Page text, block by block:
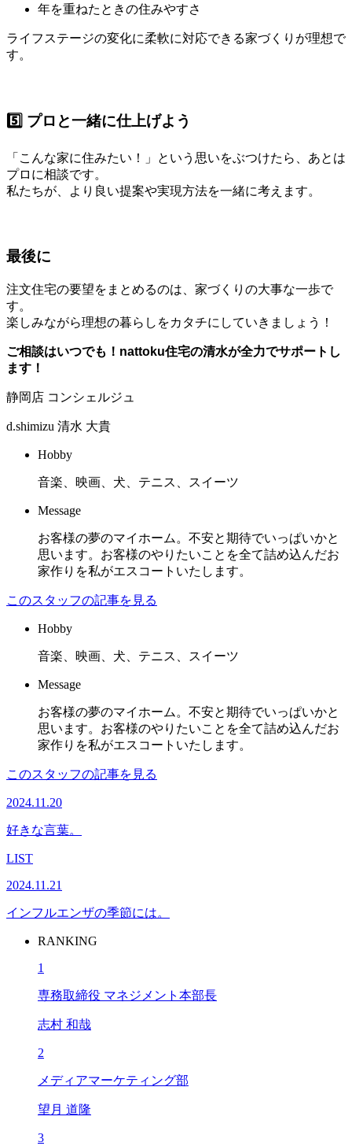
年を重ねたときの住みやすさ
ライフステージの変化に柔軟に対応できる家づくりが理想で
す。
5️⃣ プロと一緒に仕上げよう
「こんな家に住みたい！」という思いをぶつけたら、あとは
プロに相談です。
私たちが、より良い提案や実現方法を一緒に考えます。
最後に
注文住宅の要望をまとめるのは、家づくりの大事な一歩で
す。
楽しみながら理想の暮らしをカタチにしていきましょう！
ご相談はいつでも！nattoku住宅の清水が全力でサポートし
ます！
静岡店 コンシェルジュ
d.shimizu 清水 大貴
Hobby
音楽、映画、犬、テニス、スイーツ
Message
お客様の夢のマイホーム。不安と期待でいっぱいかと
思います。お客様のやりたいことを全て詰め込んだお
家作りを私がエスコートいたします。
このスタッフの記事を見る
Hobby
音楽、映画、犬、テニス、スイーツ
Message
お客様の夢のマイホーム。不安と期待でいっぱいかと
思います。お客様のやりたいことを全て詰め込んだお
家作りを私がエスコートいたします。
このスタッフの記事を見る
2024.11.20
好きな言葉。
LIST
2024.11.21
インフルエンザの季節には。
RANKING
1
専務取締役 マネジメント本部長
志村 和哉
2
メディアマーケティング部
望月 道隆
3